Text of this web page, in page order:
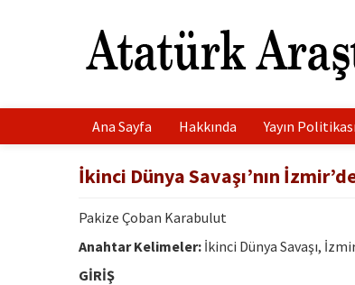
Ana Sayfa Hakkında Yayın Politikası
İkinci Dünya Savaşı’nın
Pakize Çoban Karabulut
Anahtar Kelimeler: İkinci Dünya Savaşı,
GİRİŞ